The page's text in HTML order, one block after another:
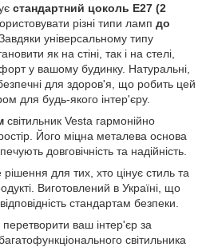
стандартний цоколь E27 (2
різні типи ламп до
універсальному типу
як на стіні, так і на стелі,
у вашому будинку. Натуральні,
для здоров'я, що робить цей
для будь-якого інтер'єру.
світильник Vesta гармонійно
Його міцна металева основа
довговічність та надійність.
для тих, хто цінує стиль та
Виготовлений в Україні, що
стандартам безпеки.
перетворити ваш інтер'єр за
світильника